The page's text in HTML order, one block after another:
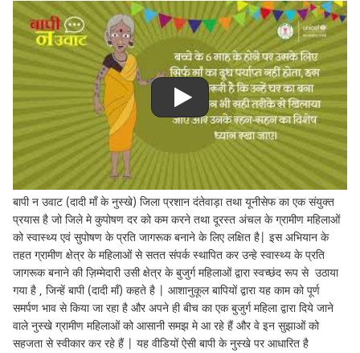
बापी न उवाट (दादी माँ के नुस्खे) जिला प्रशान दंतेवाड़ा तथा यूनीसेफ का एक संयुक्त
प्रयास है जो जिले मे कुपोषण दर को कम करने तथा दूरस्त अंचल के ग्रामीण महिलाओं
को स्वास्थ्य एवं सुपोषण के प्रति जागरूक बनाने के लिए लक्षित है| इस अभियान के
तहत ग्रामीण क्षेत्र के महिलाओं से सतत संपर्क स्थापित कर उन्हे स्वास्थ्य के प्रति
जागरूक बनाने की ज़िम्मेदारी उसी क्षेत्र के बुजुर्ग महिलाओं द्वारा स्वच्छंद रूप से उठाया
गया है , जिन्हें बापी (दादी माँ) कहते है | आशानुकूल बापियों द्वारा यह काम को पूर्ण
समर्पण भाव से किया जा रहा है और अपने ही बीच का एक बुजुर्ग महिला द्वारा दिये जाने
वाले नुस्खे ग्रामीण महिलाओं को आसानी समझ मे आ रहे हैं और वे इन सुझाओं को
सहजता से स्वीकार कर रहे हैं | यह वीडियों ऐसी बापी के नुस्खे पर आधारित है